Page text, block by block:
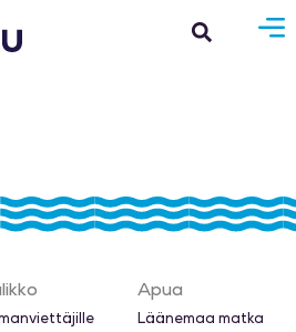
Apua
Läänemaa matka